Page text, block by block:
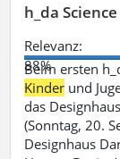
h_da
Relevanz:
88%
Beim ersten
Kinder und
das
(Sonntag, 20.
Designhaus